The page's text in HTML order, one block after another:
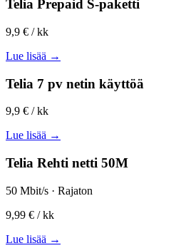
Telia Prepaid S-paketti
9,9 € / kk
Lue lisää →
Telia 7 pv netin käyttöä
9,9 € / kk
Lue lisää →
Telia Rehti netti 50M
50 Mbit/s · Rajaton
9,99 € / kk
Lue lisää →